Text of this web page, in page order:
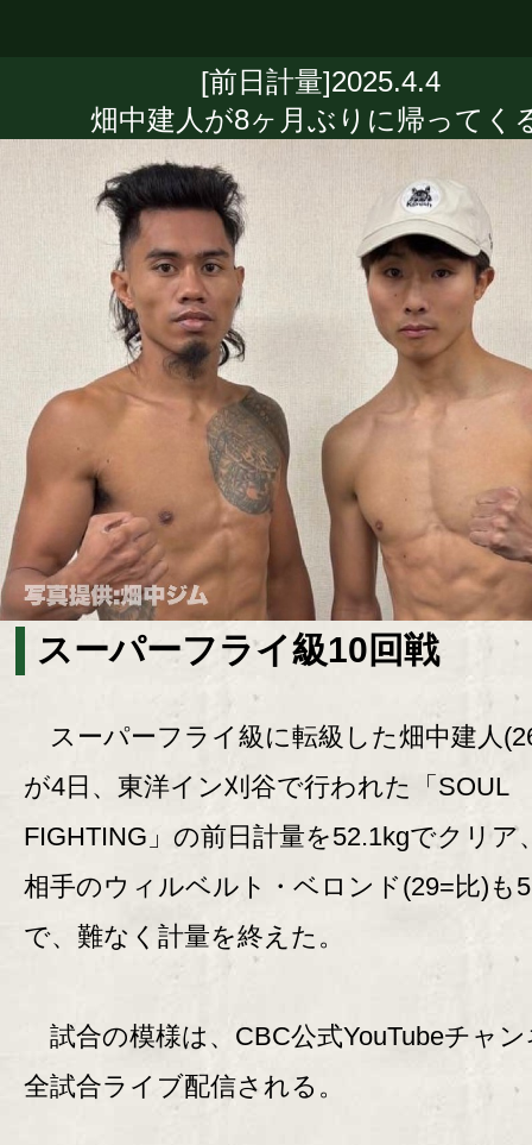
[前日計量]2025.4.4
畑中建人が8ヶ月ぶりに帰ってく
スーパーフライ級10回戦
スーパーフライ級に転級した畑中建人
が4日、東洋イン刈谷で行われた「SOUL
FIGHTING」の前日計量を52.1kgでクリア
相手のウィルベルト・ベロンド(29=比)も
で、難なく計量を終えた。
試合の模様は、CBC公式YouTubeチャ
全試合ライブ配信される。